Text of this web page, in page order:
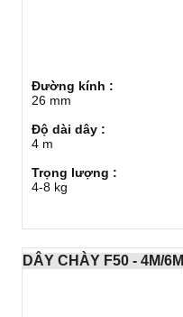
Đường kính :
26 mm
Độ dài dây :
4 m
Trọng lượng :
4-8 kg
DÂY CHÀY F50 - 4M/6M